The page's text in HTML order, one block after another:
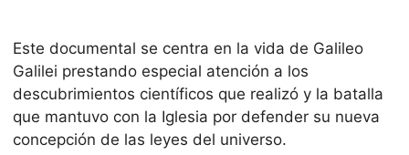
Este documental se centra en la vida de Galileo
Galilei prestando especial atención a los
descubrimientos científicos que realizó y la batalla
que mantuvo con la Iglesia por defender su nueva
concepción de las leyes del universo.